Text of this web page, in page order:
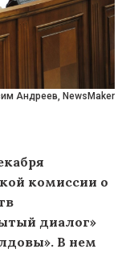
Андреев, NewsMaker
комиссии о
диалог»
В нем